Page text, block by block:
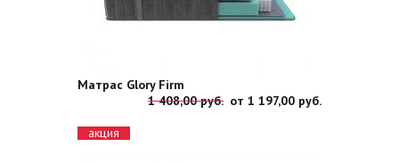
Матрас Glory Firm
1 408,00 руб. от 1 197,00 руб.
акция